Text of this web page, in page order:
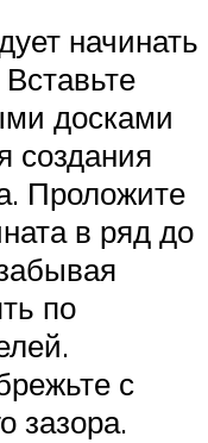
начинать
досками
создания
Проложите
в ряд до
по
с
зазора.